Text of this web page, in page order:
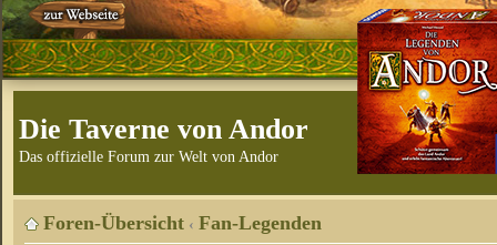
Die Taverne von Andor
Das offizielle Forum zur Welt von Andor
Foren-Übersicht ‹ Fan-Legenden